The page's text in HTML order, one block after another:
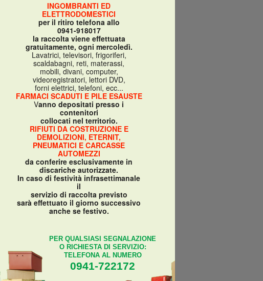
PER QUALSIASI SEGNALAZIONE
O RICHIESTA DI SERVIZIO:
TELEFONA AL NUMERO
0941-722172
INGOMBRANTI ED
ELETTRODOMESTICI
per il ritiro telefona allo
0941-918017
la raccolta viene effettuata
gratuitamente, ogni mercoledì.
Lavatrici, televisori, frigoriferi,
scaldabagni, reti, materassi,
mobili, divani, computer,
videoregistratori, lettori DVD,
forni elettrici, telefoni, ecc...
FARMACI SCADUTI E PILE ESAUSTE
Vanno depositati presso i
contenitori
collocati nel territorio.
RIFIUTI DA COSTRUZIONE E
DEMOLIZIONI, ETERNIT,
PNEUMATICI E CARCASSE
AUTOMEZZI
da conferire esclusivamente in
discariche autorizzate.
In caso di festività infrasettimanale
il
servizio di raccolta previsto
sarà effettuato il giorno successivo
anche se festivo.